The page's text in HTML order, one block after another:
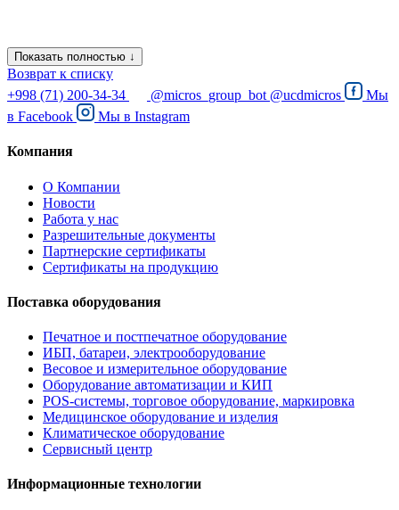
Показать полностью ↓
Возврат к списку
+998 (71) 200-34-34
@micros_group_bot @ucdmicros
Мы
в Facebook Мы в Instagram
Компания
О Компании
Новости
Работа у нас
Разрешительные документы
Партнерские сертификаты
Сертификаты на продукцию
Поставка оборудования
Печатное и постпечатное оборудование
ИБП, батареи, электрооборудование
Весовое и измерительное оборудование
Оборудование автоматизации и КИП
POS-системы, торговое оборудование, маркировка
Медицинское оборудование и изделия
Климатическое оборудование
Сервисный центр
Информационные технологии